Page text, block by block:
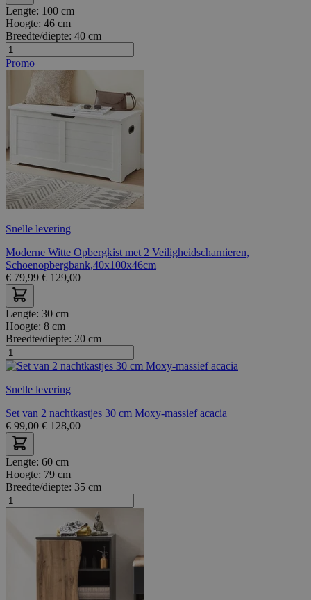
Lengte: 100 cm
Hoogte: 46 cm
Breedte/diepte: 40 cm
Promo
Snelle levering
Moderne Witte Opbergkist met 2 Veiligheidscharnieren,
Schoenopbergbank,40x100x46cm
€ 79,99 € 129,00
Lengte: 30 cm
Hoogte: 8 cm
Breedte/diepte: 20 cm
Snelle levering
Set van 2 nachtkastjes 30 cm Moxy-massief acacia
€ 99,00 € 128,00
Lengte: 60 cm
Hoogte: 79 cm
Breedte/diepte: 35 cm